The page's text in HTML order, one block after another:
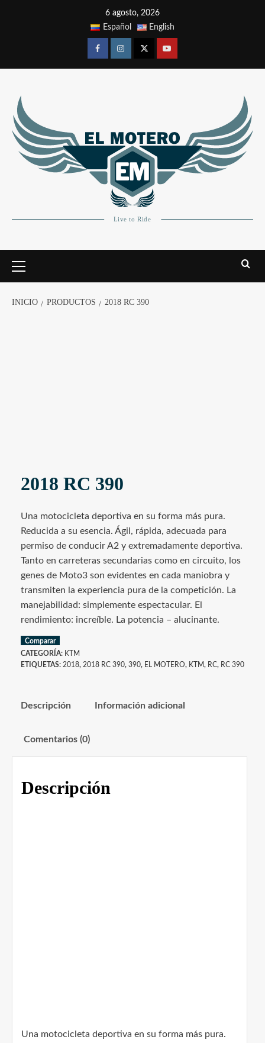
6 agosto, 2026
Español
English
INICIO PRODUCTOS 2018 RC 390
2018 RC 390
Una motocicleta deportiva en su forma más pura.
Reducida a su esencia. Ágil, rápida, adecuada para
permiso de conducir A2 y extremadamente deportiva.
Tanto en carreteras secundarias como en circuito, los
genes de Moto3 son evidentes en cada maniobra y
transmiten la experiencia pura de la competición. La
manejabilidad: simplemente espectacular. El
rendimiento: increíble. La potencia – alucinante.
Comparar
CATEGORÍA: KTM
ETIQUETAS: 2018, 2018 RC 390, 390, EL MOTERO, KTM, RC, RC 390
Descripción Información adicional
Comentarios (0)
Descripción
Una motocicleta deportiva en su forma más pura.